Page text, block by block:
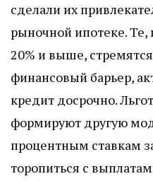
сделали их
рыночной ипотеке. Те,
20% и выше,
финансовый барьер,
кредит досрочно.
формируют другую
процентным ставкам
торопиться с